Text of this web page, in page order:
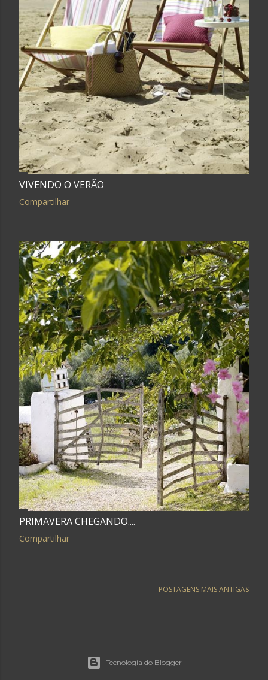
VIVENDO O VERÃO
Compartilhar
PRIMAVERA CHEGANDO....
Compartilhar
POSTAGENS MAIS ANTIGAS
Tecnologia do Blogger